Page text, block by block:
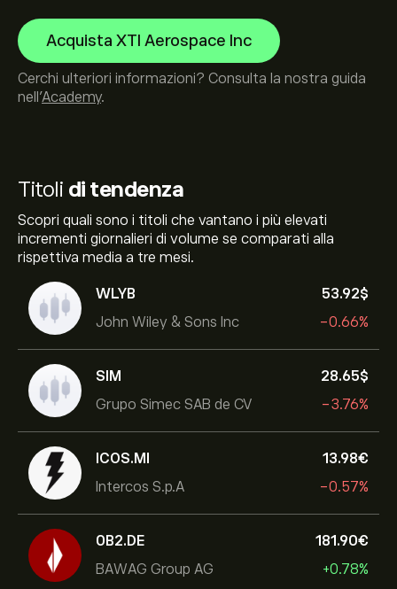
Titoli di tendenza
Scopri quali sono i titoli che vantano i più elevati
incrementi giornalieri di volume se comparati alla
rispettiva media a tre mesi.
WLYB
John Wiley & Sons Inc
53.92‎$‎
-0.66%
SIM
Grupo Simec SAB de CV
28.65‎$‎
-3.76%
ICOS.MI
Intercos S.p.A
13.98‎€‎
-0.57%
0B2.DE
BAWAG Group AG
181.90‎€‎
+0.78%
Acquista XTI Aerospace Inc
Cerchi ulteriori informazioni? Consulta la nostra guida
nell’Academy.